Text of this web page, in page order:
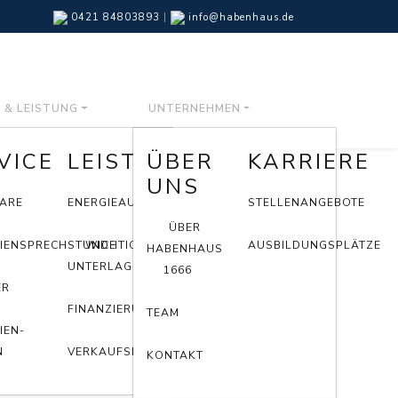
0421 84803893 info@habenhaus.de
& LEISTUNG
LEISTUNG
ENERGIEAUSWEIS
WICHTIGE
UNTERLAGEN
FINANZIERUNG
VERKAUFSPROZESS
UNTERNEHMEN
ÜBER
UNS
ÜBER
HABENHAUS
1666
TEAM
KONTAKT
KARRIERE
STELLENANGEBOTE
AUSBILDUNGSPLÄTZE